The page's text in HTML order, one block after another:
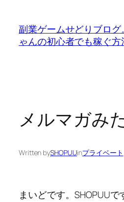
副業ゲームせどりブロ
ゃんの初心者でも稼ぐ方
メルマガみ
Written bySHOPUUinプライベート
まいどです。SHOPUUで